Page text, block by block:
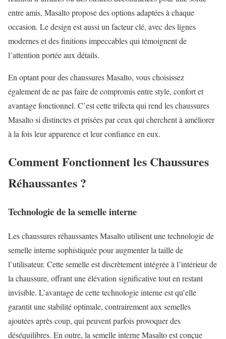
entre amis, Masalto propose des options adaptées à chaque
occasion. Le design est aussi un facteur clé, avec des lignes
modernes et des finitions impeccables qui témoignent de
l’attention portée aux détails.
En optant pour des chaussures Masalto, vous choisissez
également de ne pas faire de compromis entre style, confort et
avantage fonctionnel. C’est cette trifecta qui rend les chaussures
Masalto si distinctes et prisées par ceux qui cherchent à améliorer
à la fois leur apparence et leur confiance en eux.
Comment Fonctionnent les Chaussures
Réhaussantes ?
Technologie de la semelle interne
Les chaussures réhaussantes Masalto utilisent une technologie de
semelle interne sophistiquée pour augmenter la taille de
l’utilisateur. Cette semelle est discrètement intégrée à l’intérieur de
la chaussure, offrant une élévation significative tout en restant
invisible. L’avantage de cette technologie interne est qu’elle
garantit une stabilité optimale, contrairement aux semelles
ajoutées après coup, qui peuvent parfois provoquer des
déséquilibres. En outre, la semelle interne Masalto est conçue